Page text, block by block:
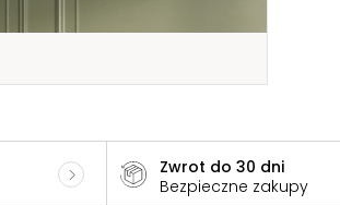
Zwrot do 30 dni
Bezpieczne zakupy